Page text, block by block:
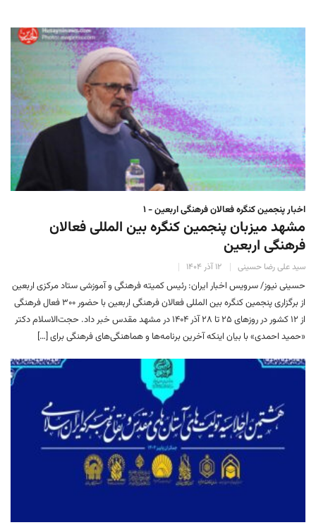
اخبار پنجمین کنگره فعالان فرهنگی اربعین - ۱
مشهد میزبان پنجمین کنگره بین المللی فعالان
فرهنگی اربعین
سید علی رضا حسینی ۱۲ آذر ۱۴۰۴
حسینی نیوز/ سرویس اخبار ایران: رئیس کمیته فرهنگی و آموزشی ستاد مرکزی اربعین
از برگزاری پنجمین کنگره بین المللی فعالان فرهنگی اربعین با حضور ۳۰۰ فعال فرهنگی
از ۱۲ کشور در روزهای ۲۵ تا ۲۸ آذر ۱۴۰۴ در مشهد مقدس خبر داد. حجت‌الاسلام دکتر
«حمید احمدی» با بیان اینکه آخرین برنامه‌ها و هماهنگی‌های فرهنگی برای […]